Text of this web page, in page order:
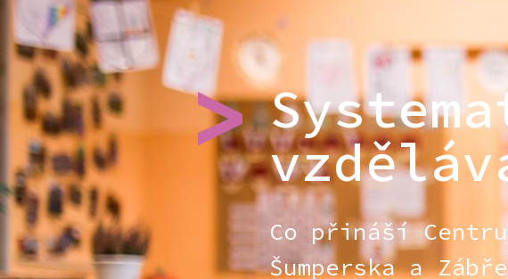
Co přináší
Šumperska a